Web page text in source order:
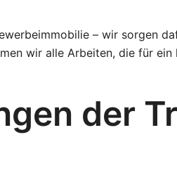
– wir sorgen
wir alle Arbeiten, die für
der